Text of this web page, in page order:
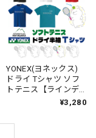
YONEX(ヨネックス)
ドライ Tシャツ ソフ
トテニス【ラインデ
ザイン】【ハリネズ
¥3,280